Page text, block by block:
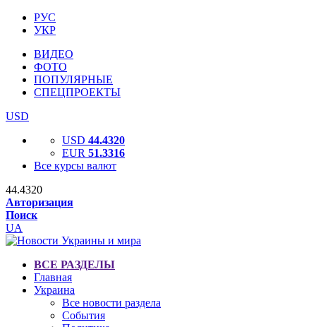
РУС
УКР
ВИДЕО
ФОТО
ПОПУЛЯРНЫЕ
СПЕЦПРОЕКТЫ
USD
USD 44.4320
EUR 51.3316
Все курсы валют
44.4320
Авторизация
Поиск
UA
ВСЕ РАЗДЕЛЫ
Главная
Украина
Все новости раздела
События